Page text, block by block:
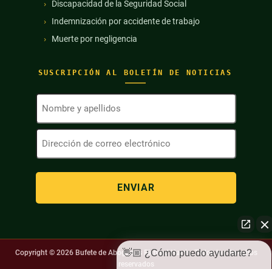
SUSCRIPCIÓN AL BOLETÍN DE NOTICIAS
Nombre
apellidos
Dirección
de
correo
Discapacidad de la Seguridad Social
Indemnización por accidente de trabajo
Muerte por negligencia
Copyright © 2026Bufete de Abogados Richard Harris. Todos los derechos
reservados
👋🏼 ¿Cómo puedo ayudarte?